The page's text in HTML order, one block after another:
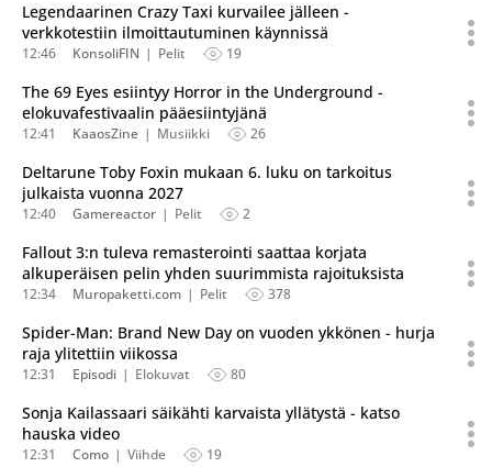
Legendaarinen Crazy Taxi kurvailee jälleen -
verkkotestiin ilmoittautuminen käynnissä
12:46 KonsoliFIN Pelit 19
The 69 Eyes esiintyy Horror in the Underground -
elokuvafestivaalin pääesiintyjänä
12:41 KaaosZine Musiikki 26
Deltarune Toby Foxin mukaan 6. luku on tarkoitus
julkaista vuonna 2027
12:40 Gamereactor Pelit 2
Fallout 3:n tuleva remasterointi saattaa korjata
alkuperäisen pelin yhden suurimmista rajoituksista
12:34 Muropaketti.com Pelit 378
Spider-Man: Brand New Day on vuoden ykkönen - hurja
raja ylitettiin viikossa
12:31 Episodi Elokuvat 80
Sonja Kailassaari säikähti karvaista yllätystä - katso
hauska video
12:31 Como Viihde 19